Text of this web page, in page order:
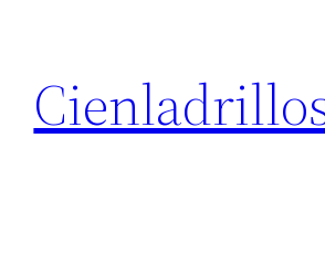
contenido